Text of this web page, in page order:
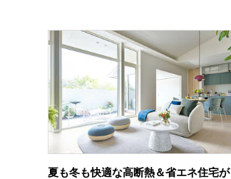
夏も冬も快適な高断熱＆省エネ住宅が